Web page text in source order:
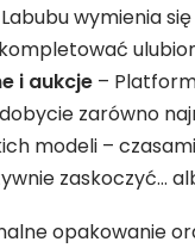
wymienia
i aukcje –
zarówno
modeli –
zaskoczyć…
opakowanie